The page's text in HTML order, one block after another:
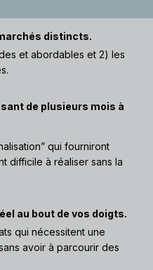
distincts.
et abordables et 2) les
de plusieurs mois à
qui fourniront
difficile à réaliser sans la
au bout de vos doigts.
qui nécessitent une
avoir à parcourir des